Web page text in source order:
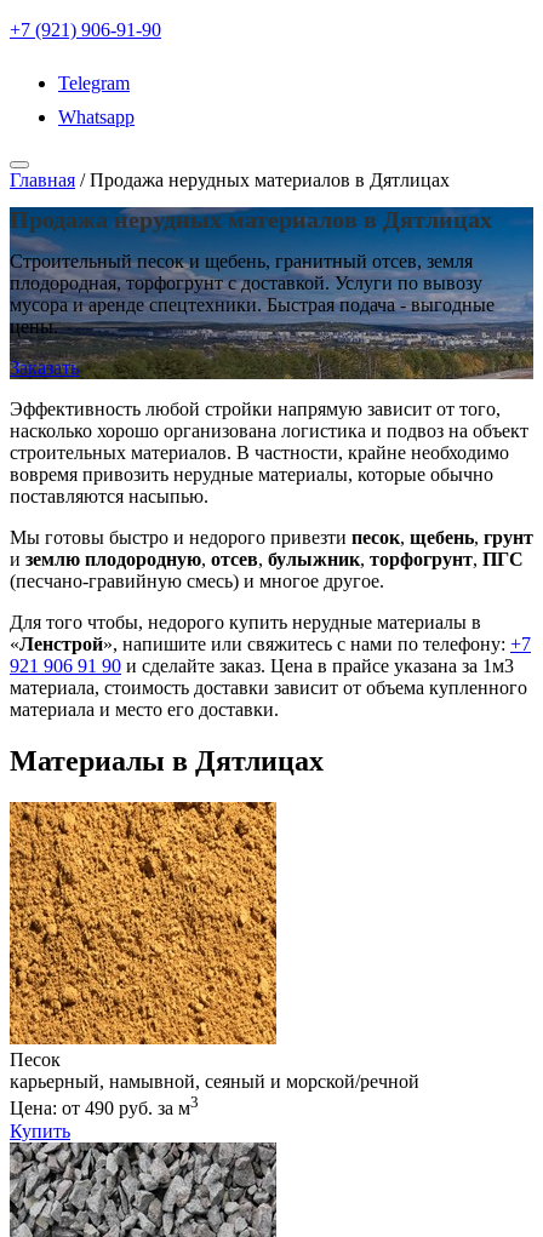
+7 (921) 906-91-90
Telegram
Whatsapp
Главная /Продажа нерудных материалов в Дятлицах
Продажа нерудных материалов в Дятлицах
Строительный песок и щебень, гранитный отсев, земля
плодородная, торфогрунт с доставкой. Услуги по вывозу
мусора и аренде спецтехники. Быстрая подача - выгодные
цены.
Заказать
Эффективность любой стройки напрямую зависит от того,
насколько хорошо организована логистика и подвоз на объект
строительных материалов. В частности, крайне необходимо
вовремя привозить нерудные материалы, которые обычно
поставляются насыпью.
Мы готовы быстро и недорого привезти песок, щебень, грунт
и землю плодородную, отсев, булыжник, торфогрунт, ПГС
(песчано-гравийную смесь) и многое другое.
Для того чтобы, недорого купить нерудные материалы в
«Ленстрой», напишите или свяжитесь с нами по телефону: +7
921 906 91 90 и сделайте заказ. Цена в прайсе указана за 1м3
материала, стоимость доставки зависит от объема купленного
материала и место его доставки.
Материалы в Дятлицах
Песок
карьерный, намывной, сеяный и морской/речной
Цена: от 490 руб. за м3
Купить